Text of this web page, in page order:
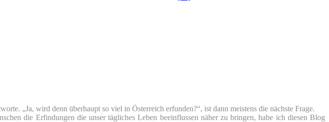
„Ja, wird denn überhaupt so viel in Österreich erfunden?“, ist dann meistens die nächste Frage.
die Erfindungen die unser tägliches Leben beeinflussen näher zu bringen, habe ich diesen Blog